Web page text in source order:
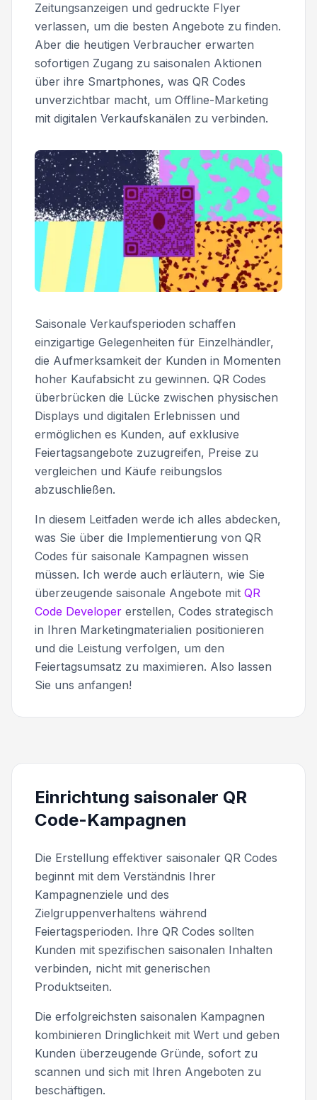
Zeitungsanzeigen und gedruckte Flyer
verlassen, um die besten Angebote zu finden.
Aber die heutigen Verbraucher erwarten
sofortigen Zugang zu saisonalen Aktionen
über ihre Smartphones, was QR Codes
unverzichtbar macht, um Offline-Marketing
mit digitalen Verkaufskanälen zu verbinden.
Saisonale Verkaufsperioden schaffen
einzigartige Gelegenheiten für Einzelhändler,
die Aufmerksamkeit der Kunden in Momenten
hoher Kaufabsicht zu gewinnen. QR Codes
überbrücken die Lücke zwischen physischen
Displays und digitalen Erlebnissen und
ermöglichen es Kunden, auf exklusive
Feiertagsangebote zuzugreifen, Preise zu
vergleichen und Käufe reibungslos
abzuschließen.
In diesem Leitfaden werde ich alles abdecken,
was Sie über die Implementierung von QR
Codes für saisonale Kampagnen wissen
müssen. Ich werde auch erläutern, wie Sie
überzeugende saisonale Angebote mit QR
Code Developer erstellen, Codes strategisch
in Ihren Marketingmaterialien positionieren
und die Leistung verfolgen, um den
Feiertagsumsatz zu maximieren. Also lassen
Sie uns anfangen!
Einrichtung saisonaler QR
Code-Kampagnen
Die Erstellung effektiver saisonaler QR Codes
beginnt mit dem Verständnis Ihrer
Kampagnenziele und des
Zielgruppenverhaltens während
Feiertagsperioden. Ihre QR Codes sollten
Kunden mit spezifischen saisonalen Inhalten
verbinden, nicht mit generischen
Produktseiten.
Die erfolgreichsten saisonalen Kampagnen
kombinieren Dringlichkeit mit Wert und geben
Kunden überzeugende Gründe, sofort zu
scannen und sich mit Ihren Angeboten zu
beschäftigen.